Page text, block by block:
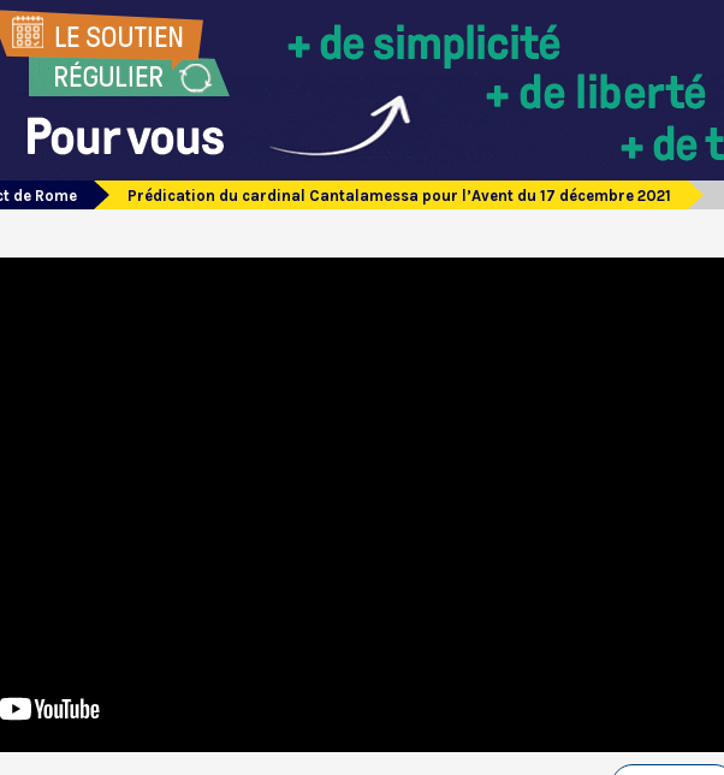
de Rome Prédication du cardinal Cantalamessa pour l’Avent du 17 décembre 2021